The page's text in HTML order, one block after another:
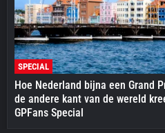
SPECIAL
Hoe Nederland bijna een Grand
de andere kant van de wereld
GPFans Special